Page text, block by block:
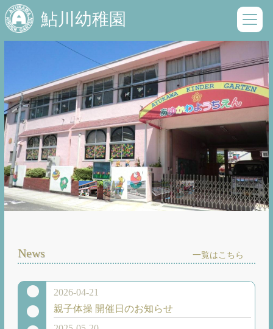
鮎川幼稚園
News 一覧はこちら
2026-04-21
親子体操 開催日のお知らせ